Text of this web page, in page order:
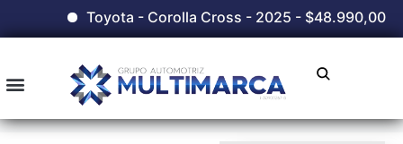
Toyota - Corolla Cross - 2025 - $48.990,00